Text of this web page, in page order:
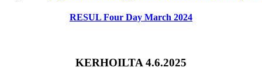
RESUL Four Day March 2024
KERHOILTA 4.6.2025